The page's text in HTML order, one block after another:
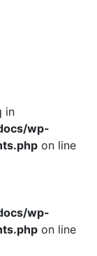
in
wp-
on line
wp-
on line